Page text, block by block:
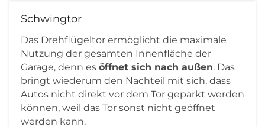
Schwingtor
Das Drehflügeltor ermöglicht die maximale
Nutzung der gesamten Innenfläche der
Garage, denn es öffnet sich nach außen. Das
bringt wiederum den Nachteil mit sich, dass
Autos nicht direkt vor dem Tor geparkt werden
können, weil das Tor sonst nicht geöffnet
werden kann.